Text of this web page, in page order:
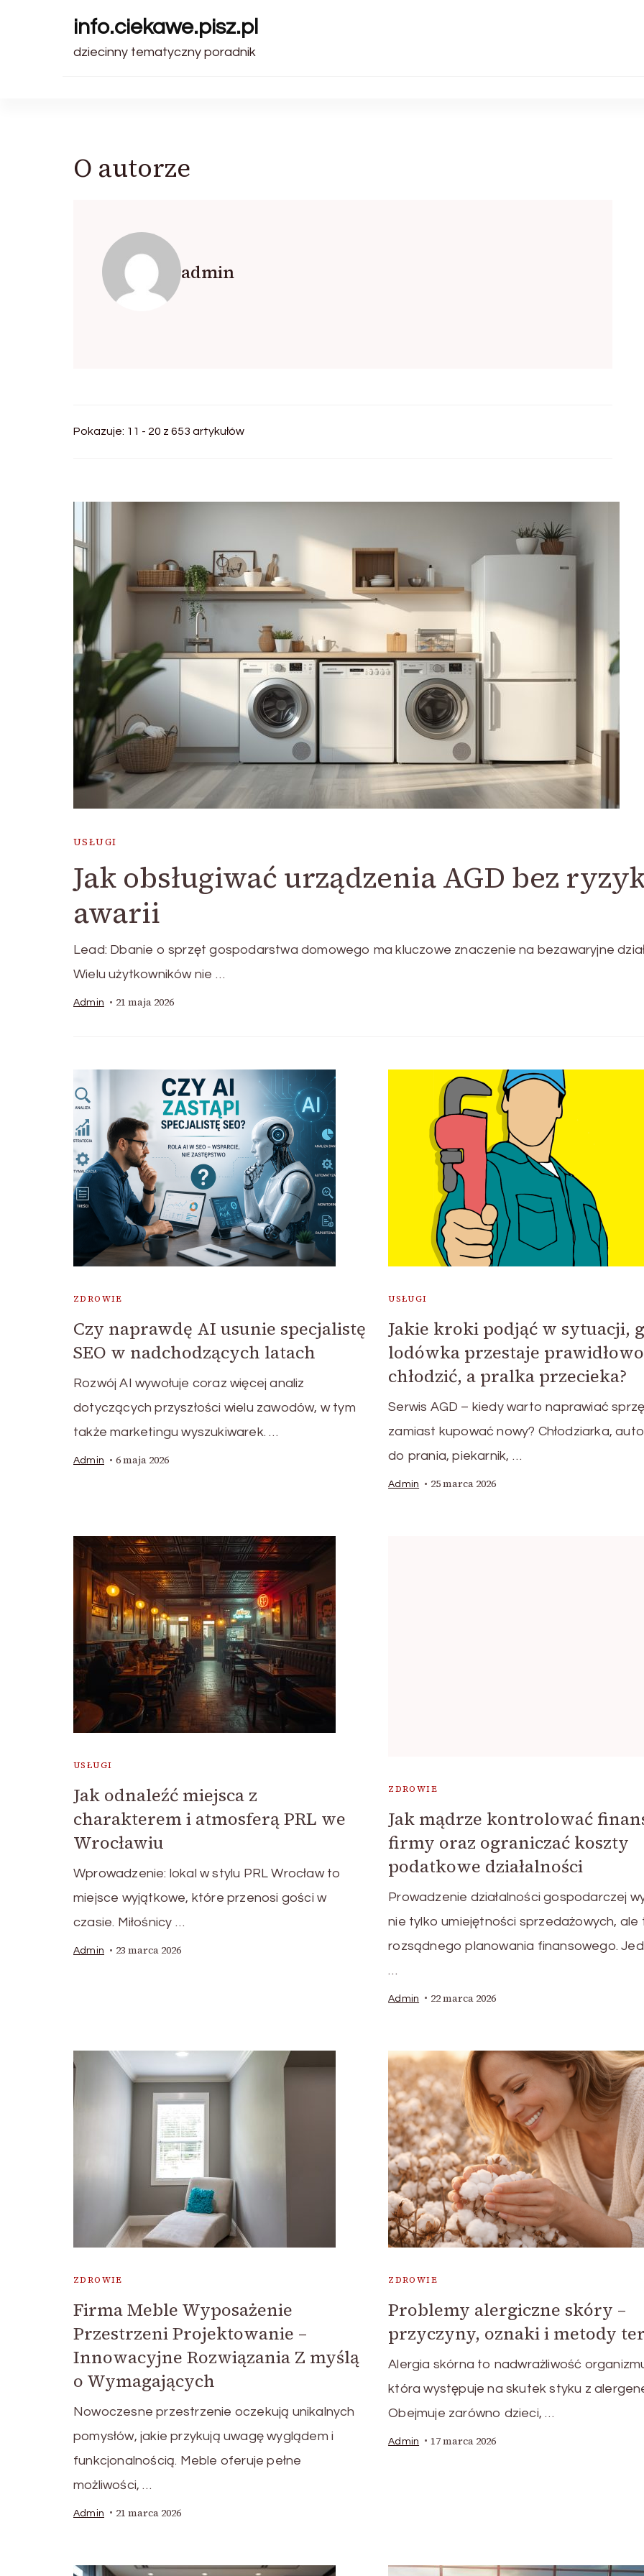
info.ciekawe.pisz.pl
dziecinny tematyczny poradnik
O autorze
admin
Pokazuje: 11 - 20 z 653 artykułów
USŁUGI
Jak obsługiwać urządzenia AGD bez
awarii
Lead: Dbanie o sprzęt gospodarstwa domowego ma kluczowe znaczenie na bezawaryjne
Wielu użytkowników nie …
Admin 21 maja 2026
ZDROWIE
Czy naprawdę AI usunie specjalistę
SEO w nadchodzących latach
Rozwój AI wywołuje coraz więcej analiz
dotyczących przyszłości wielu zawodów, w tym
także marketingu wyszukiwarek. …
Admin 6 maja 2026
USŁUGI
Jakie kroki podjąć w sytuacji,
lodówka przestaje prawidłowo
chłodzić, a pralka przecieka?
Serwis AGD – kiedy warto naprawiać
zamiast kupować nowy? Chłodziarka,
do prania, piekarnik, …
Admin 25 marca 2026
USŁUGI
Jak odnaleźć miejsca z
charakterem i atmosferą PRL we
Wrocławiu
Wprowadzenie: lokal w stylu PRL Wrocław to
miejsce wyjątkowe, które przenosi gości w
czasie. Miłośnicy …
Admin 23 marca 2026
ZDROWIE
Jak mądrze kontrolować
firmy oraz ograniczać koszty
podatkowe działalności
Prowadzenie działalności gospodarczej
nie tylko umiejętności sprzedażowych, ale
rozsądnego planowania finansowego.
…
Admin 22 marca 2026
ZDROWIE
Firma Meble Wyposażenie
Przestrzeni Projektowanie –
Innowacyjne Rozwiązania Z myślą
o Wymagających
Nowoczesne przestrzenie oczekują unikalnych
pomysłów, jakie przykują uwagę wyglądem i
funkcjonalnością. Meble oferuje pełne
możliwości, …
Admin 21 marca 2026
ZDROWIE
Problemy alergiczne skóry –
przyczyny, oznaki i metody
Alergia skórna to nadwrażliwość
która występuje na skutek styku z
Obejmuje zarówno dzieci, …
Admin 17 marca 2026